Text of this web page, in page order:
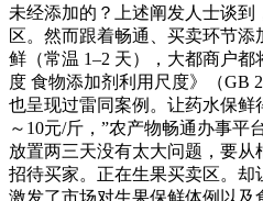
未经添加的？上述阐发人士谈
区。然而跟着畅通、买卖环节
鲜（常温 1–2 天），大都商户
度 食物添加剂利用尺度》（GB
也呈现过雷同案例。让药水保
～10元/斤，”农产物畅通办事
放置两三天没有太大问题，要
招待买家。正在生果买卖区。
激发了市场对生果保鲜体例以